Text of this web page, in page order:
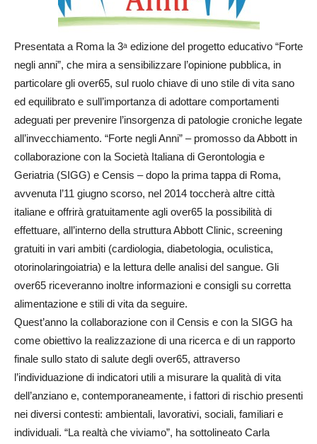
Presentata a Roma la 3ᵃ edizione del progetto educativo “Forte
negli anni”, che mira a sensibilizzare l’opinione pubblica, in
particolare gli over65, sul ruolo chiave di uno stile di vita sano
ed equilibrato e sull’importanza di adottare comportamenti
adeguati per prevenire l’insorgenza di patologie croniche legate
all’invecchiamento. “Forte negli Anni” – promosso da Abbott in
collaborazione con la Società Italiana di Gerontologia e
Geriatria (SIGG) e Censis – dopo la prima tappa di Roma,
avvenuta l’11 giugno scorso, nel 2014 toccherà altre città
italiane e offrirà gratuitamente agli over65 la possibilità di
effettuare, all’interno della struttura Abbott Clinic, screening
gratuiti in vari ambiti (cardiologia, diabetologia, oculistica,
otorinolaringoiatria) e la lettura delle analisi del sangue. Gli
over65 riceveranno inoltre informazioni e consigli su corretta
alimentazione e stili di vita da seguire.
Quest’anno la collaborazione con il Censis e con la SIGG ha
come obiettivo la realizzazione di una ricerca e di un rapporto
finale sullo stato di salute degli over65, attraverso
l’individuazione di indicatori utili a misurare la qualità di vita
dell’anziano e, contemporaneamente, i fattori di rischio presenti
nei diversi contesti: ambientali, lavorativi, sociali, familiari e
individuali. “La realtà che viviamo”, ha sottolineato Carla